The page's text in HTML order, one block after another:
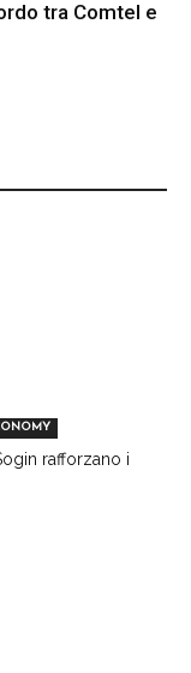
tra Comtel e
rafforzano i